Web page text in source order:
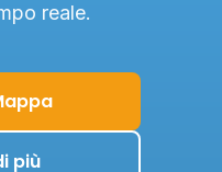
reale.
più